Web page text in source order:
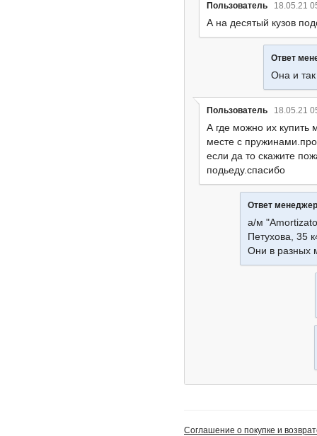
Пользователь 18.05.21
А на десятый кузов
Ответ
Она и так
Пользователь 18.05.21
А где можно их купить
месте с
если да то скажите
подьеду.спасибо
Ответ
а/м
Петухова, 35
Они в разных
Соглашение о покупке и